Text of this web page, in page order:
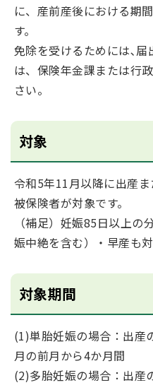
に、産前産後における期
す。
免除を受けるためには､届
は、保険年金課または行
さい。
対象
令和5年11月以降に出産
被保険者が対象です。
（補足）妊娠85日以上の
娠中絶を含む）・早産も対
対象期間
(1)単胎妊娠の場合：出産
月の前月から4か月間
(2)多胎妊娠の場合：出産